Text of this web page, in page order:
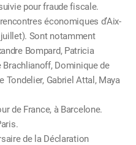
pour fraude fiscale.
économiques d’Aix-
juillet). Sont notamment
Bompard, Patricia
Brachlianoff, Dominique de
Tondelier, Gabriel Attal, Maya
de France, à Barcelone.
de la Déclaration